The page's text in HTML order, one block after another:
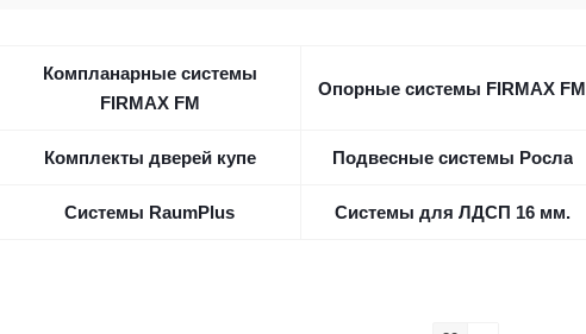
Компланарные системы
FIRMAX FM
Опорные системы FIRMAX FM
Комплекты дверей купе Подвесные системы Росла
Системы RaumPlus Системы для ЛДСП 16 мм.